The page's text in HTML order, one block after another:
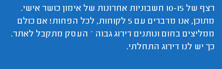
רצף של 10-15 חשבוניות אחרונות של אימון כושר אישי.
מתוכן, אנו מדברים עם 5 לקוחות, לכל הפחות! אם כולם
ממליצים בחום ונותנים דירוג גבוה – העסק מתקבל לאתר.
כך יש לנו דירוג התחלתי.